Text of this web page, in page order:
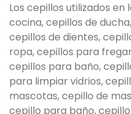
Los cepillos utilizados en
cocina, cepillos de
cepillos de dientes,
ropa, cepillos para
cepillos para baño,
para limpiar vidrios,
mascotas, cepillo de
cepillo para baño,